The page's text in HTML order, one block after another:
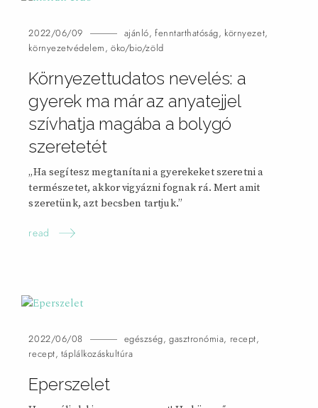
2022/06/09 ajánló, fenntarthatóság, környezet,
környezetvédelem,öko/bio/zöld
Környezettudatos nevelés: a
gyerek ma már az anyatejjel
szívhatja magába a bolygó
szeretetét
„Ha segítesz megtanítani a gyerekeket szeretni a
természetet, akkor vigyázni fognak rá. Mert amit
szeretünk, azt becsben tartjuk.”
read
2022/06/08 egészség,gasztronómia, recept,
recept, táplálkozáskultúra
Eperszelet